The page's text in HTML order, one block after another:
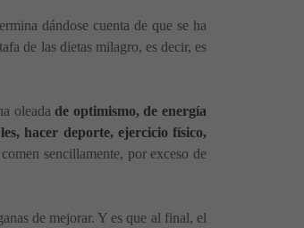
dándose cuenta de que se ha
de las dietas milagro, es decir, es
oleadade optimismo, de energía
hacer deporte, ejercicio físico,
sencillamente, por exceso de
de mejorar. Y es que al final, el